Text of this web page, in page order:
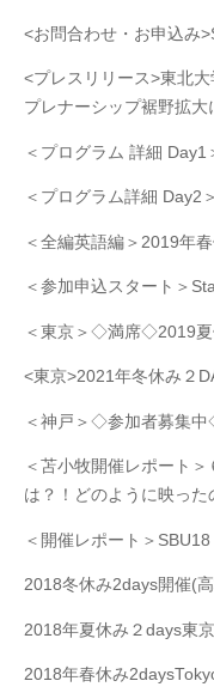
<お問合わせ・お申込み
<プレスリリース>東北
プレナーシップ裾野拡大
＜プログラム 詳細 Day1
＜プログラム詳細 Day2＞
＜全編英語編＞2019年
＜参加申込スタート＞
＜東京＞◇満席◇2019夏
<東京>2021年冬休み２
＜神戸＞◇参加者募集
＜苫小牧開催レポート
は？！どのように映った
＜開催レポート＞
2018冬休み2days開催(
2018年夏休み２days東
2018年春休み